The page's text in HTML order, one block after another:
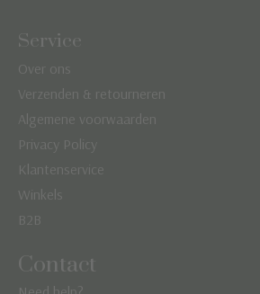
Service
Over ons
Verzenden & retourneren
Algemene voorwaarden
Privacy Policy
Klantenservice
Winkels
B2B
Contact